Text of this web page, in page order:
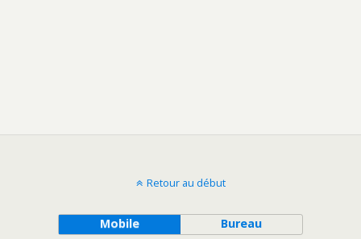
Retour au début
Mobile Bureau